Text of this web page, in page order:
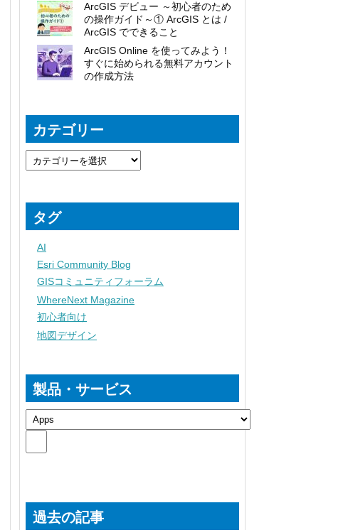
ArcGIS デビュー ～初心者のため
の操作ガイド～① ArcGIS とは /
ArcGIS でできること
ArcGIS Online を使ってみよう！
すぐに始められる無料アカウント
の作成方法
カテゴリー
タグ
AI
Esri Community Blog
GISコミュニティフォーラム
WhereNext Magazine
初心者向け
地図デザイン
製品・サービス
過去の記事